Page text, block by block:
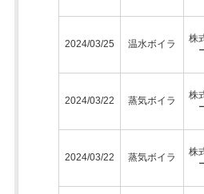
2024/03/25 温水ボイラ
株
2024/03/22 蒸気ボイラ
株
2024/03/22 蒸気ボイラ
株